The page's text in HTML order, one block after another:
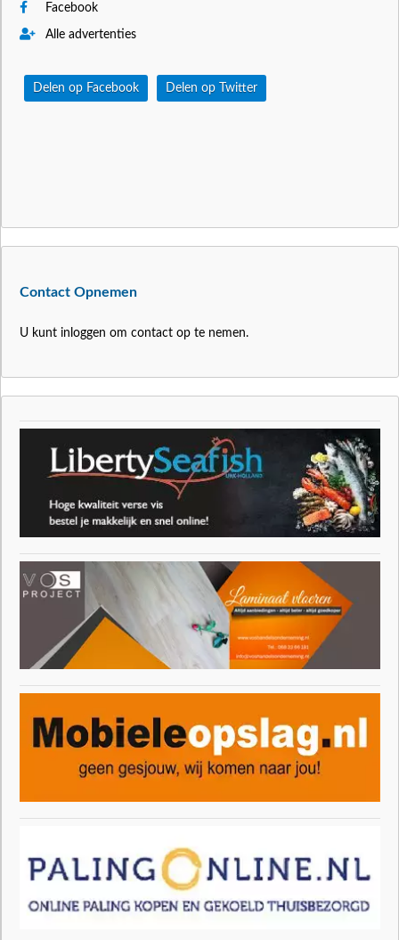
Facebook
Alle advertenties
Delen op Facebook Delen op Twitter
Contact Opnemen
U kunt inloggen om contact op te nemen.